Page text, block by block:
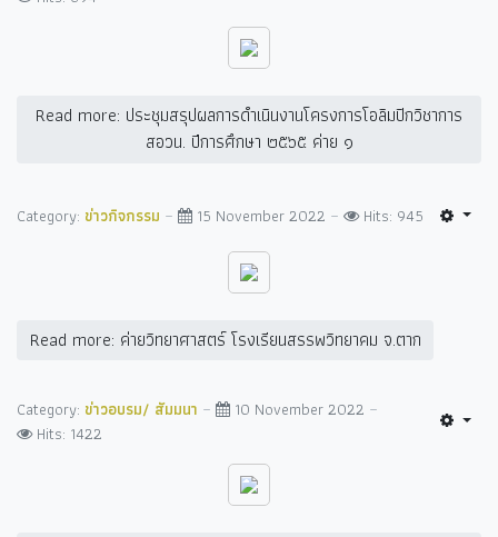
Read more: ประชุมสรุปผลการดำเนินงานโครงการโอลิมปิกวิชาการ
สอวน. ปีการศึกษา ๒๕๖๕ ค่าย ๑
Category: ข่าวกิจกรรม 15 November 2022 Hits: 945
Read more: ค่ายวิทยาศาสตร์ โรงเรียนสรรพวิทยาคม จ.ตาก
Category: ข่าวอบรม/ สัมมนา
10 November 2022
Hits: 1422